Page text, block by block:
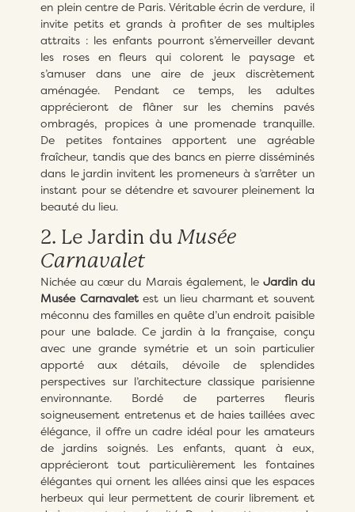
en plein centre de Paris. Véritable écrin de verdure, il
invite petits et grands à profiter de ses multiples
attraits : les enfants pourront s’émerveiller devant
les roses en fleurs qui colorent le paysage et
s’amuser dans une aire de jeux discrètement
aménagée. Pendant ce temps, les adultes
apprécieront de flâner sur les chemins pavés
ombragés, propices à une promenade tranquille.
De petites fontaines apportent une agréable
fraîcheur, tandis que des bancs en pierre disséminés
dans le jardin invitent les promeneurs à s’arrêter un
instant pour se détendre et savourer pleinement la
beauté du lieu.
2. Le Jardin duMusée
Carnavalet
Nichée au cœur du Marais également, le Jardin du
Musée Carnavaletest un lieu charmant et souvent
méconnu des familles en quête d’un endroit paisible
pour une balade. Ce jardin à la française, conçu
avec une grande symétrie et un soin particulier
apporté aux détails, dévoile de splendides
perspectives sur l’architecture classique parisienne
environnante. Bordé de parterres fleuris
soigneusement entretenus et de haies taillées avec
élégance, il offre un cadre idéal pour les amateurs
de jardins soignés. Les enfants, quant à eux,
apprécieront tout particulièrement les fontaines
élégantes qui ornent les allées ainsi que les espaces
herbeux qui leur permettent de courir librement et